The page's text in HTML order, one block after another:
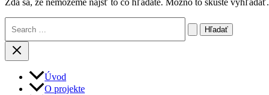
Zdá sa, že nemôžeme nájsť to čo hľadáte. Možno to skúste vyhľadať.
Vyhľadať:
Úvod
O projekte